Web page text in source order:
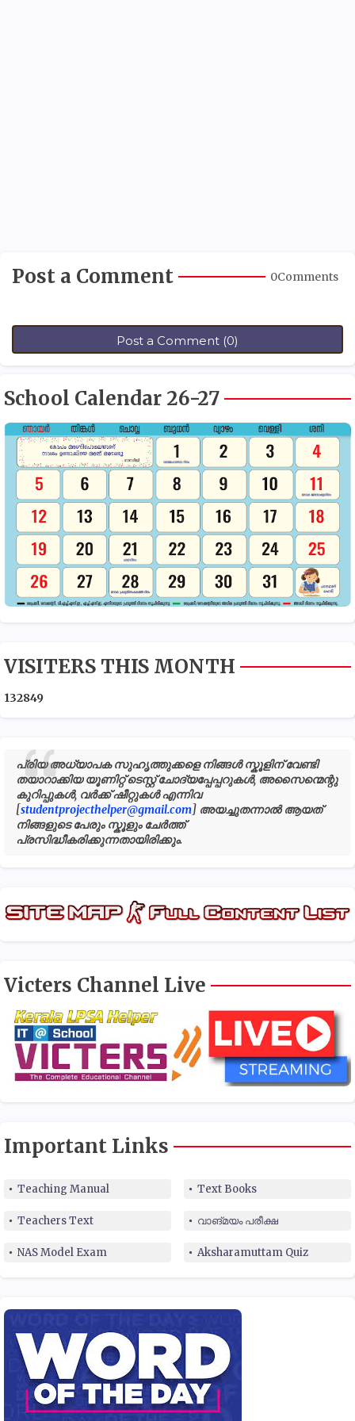
Post a Comment 0Comments
Post a Comment (0)
School Calendar 26-27
VISITERS THIS MONTH
132849
പ്രിയ അധ്യാപക സുഹൃത്തുക്കളെ നിങ്ങൾ സ്കൂളിന് വേണ്ടി
തയാറാക്കിയ യൂണിറ്റ് ടെസ്റ്റ് ചോദ്യപ്പേപ്പറുകൾ, അസൈന്മെന്റു
കുറിപ്പുകൾ, വർക്ക് ഷീറ്റുകൾ എന്നിവ
[studentprojecthelper@gmail.com] അയച്ചുതന്നാൽ ആയത്
നിങ്ങളുടെ പേരും സ്കൂളും ചേർത്ത്
പ്രസിദ്ധീകരിക്കുന്നതായിരിക്കും.
Victers Channel Live
Important Links
Teaching Manual Text Books
Teachers Text വാങ്മയം പരീക്ഷ
NAS Model Exam Aksharamuttam Quiz